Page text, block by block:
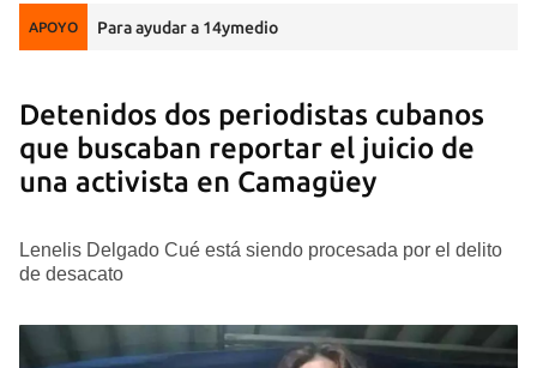
APOYO Para ayudar a 14ymedio
Detenidos dos periodistas cubanos
que buscaban reportar el juicio de
una activista en Camagüey
Lenelis Delgado Cué está siendo procesada por el delito
de desacato